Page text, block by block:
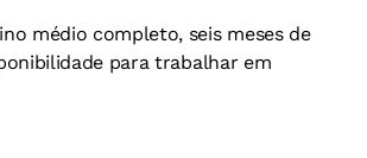
médio completo, seis meses de
para trabalhar em